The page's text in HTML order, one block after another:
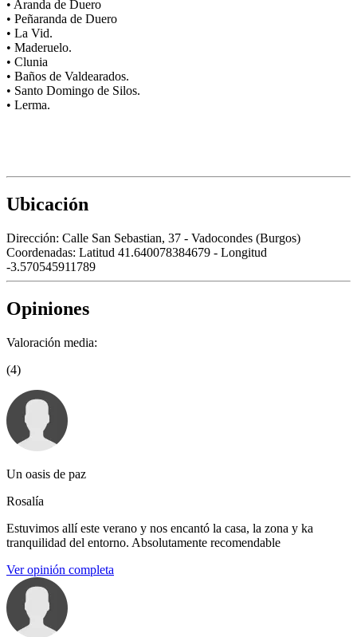
• Aranda de Duero
• Peñaranda de Duero
• La Vid.
• Maderuelo.
• Clunia
• Baños de Valdearados.
• Santo Domingo de Silos.
• Lerma.
Ubicación
Dirección: Calle San Sebastian, 37 - Vadocondes (Burgos)
Coordenadas: Latitud 41.640078384679 - Longitud
-3.570545911789
Opiniones
Valoración media:
(4)
Un oasis de paz
Rosalía
Estuvimos allí este verano y nos encantó la casa, la zona y ka
tranquilidad del entorno. Absolutamente recomendable
Ver opinión completa